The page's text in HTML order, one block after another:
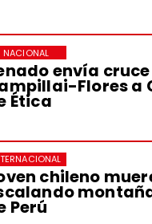
envía cruce
Flores a
Ética
NACIONAL
chileno
Perú